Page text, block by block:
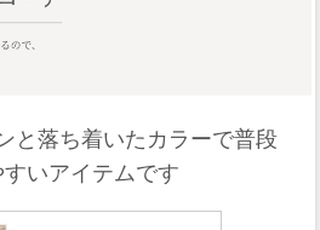
と落ち着いたカラーで普段
いアイテムです